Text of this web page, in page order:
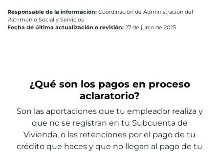
Responsable de la información: Coordinación de Administración del
Patrimonio Social y Servicios
Fecha de última actualización o revisión: 27 de junio de 2025
¿Qué son los pagos en proceso
aclaratorio?
Son las aportaciones que tu empleador realiza y
que no se registran en tu Subcuenta de
Vivienda, o las retenciones por el pago de tu
crédito que haces y que no llegan al pago de tu